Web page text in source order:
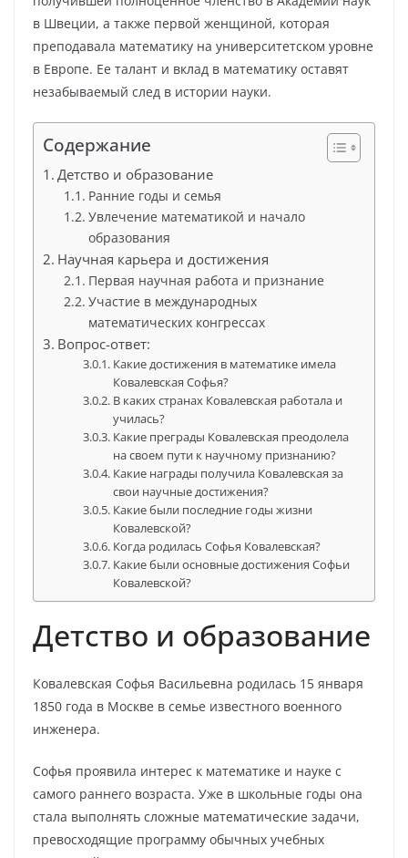
в Швеции, а также первой женщиной, которая
преподавала математику на университетском уровне
в Европе. Ее талант и вклад в математику оставят
незабываемый след в истории науки.
Содержание
Детство и образование
Ранние годы и семья
Увлечение математикой и начало
образования
Научная карьера и достижения
Первая научная работа и признание
Участие в международных
математических конгрессах
Вопрос-ответ:
Какие достижения в математике имела
Ковалевская Софья?
В каких странах Ковалевская работала и
училась?
Какие преграды Ковалевская преодолела
на своем пути к научному признанию?
Какие награды получила Ковалевская за
свои научные достижения?
Какие были последние годы жизни
Ковалевской?
Когда родилась Софья Ковалевская?
Какие были основные достижения Софьи
Ковалевской?
Детство и образование
Ковалевская Софья Васильевна родилась 15 января
1850 года в Москве в семье известного военного
инженера.
Софья проявила интерес к математике и науке с
самого раннего возраста. Уже в школьные годы она
стала выполнять сложные математические задачи,
превосходящие программу обычных учебных